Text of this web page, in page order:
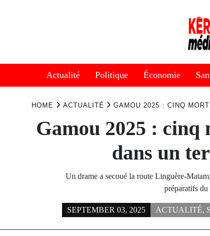
Actualité Politique Économie
HOME ACTUALITÉ GAMOU 2025 : CINQ
Gamou 2025 : cinq
dans un
Un drame a secoué la route Linguère-
préparatifs
SEPTEMBER 03, 2025 ACTUALITÉ,